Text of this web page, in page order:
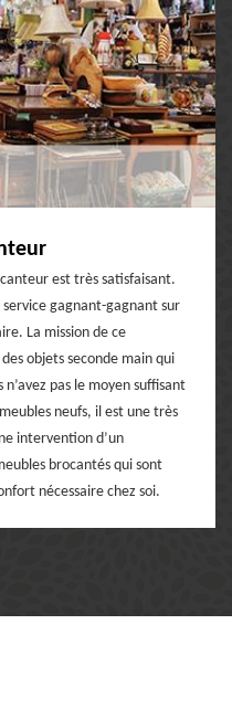
est très satisfaisant.
gagnant-gagnant sur
La mission de ce
objets seconde main qui
pas le moyen suffisant
neufs, il est une très
intervention d’un
brocantés qui sont
nécessaire chez soi.